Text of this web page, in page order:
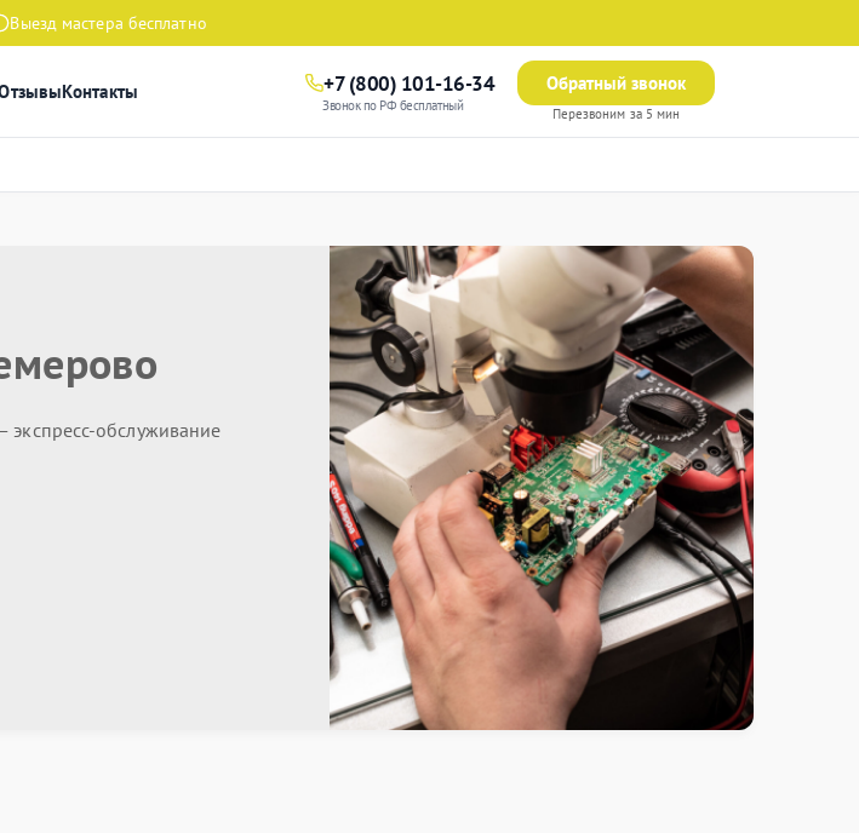
Выезд мастера бесплатно
Контакты +7 (800) 101-16-34
Звонок по РФ бесплатный
Обратный звонок
Перезвоним за 5 мин
экспресс-обслуживание